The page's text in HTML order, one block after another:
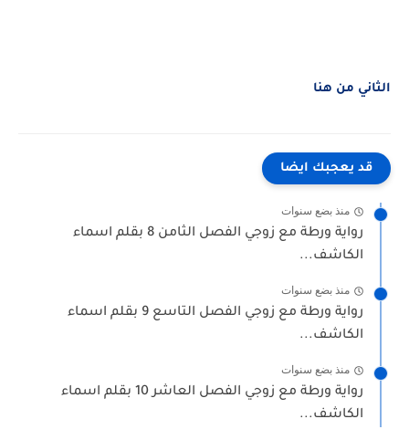
الثاني من هنا
قد يعجبك ايضا
منذ بضع سنوات
رواية ورطة مع زوجي الفصل الثامن 8 بقلم اسماء
الكاشف...
منذ بضع سنوات
رواية ورطة مع زوجي الفصل التاسع 9 بقلم اسماء
الكاشف...
منذ بضع سنوات
رواية ورطة مع زوجي الفصل العاشر 10 بقلم اسماء
الكاشف...